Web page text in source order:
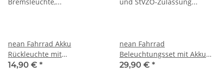
nean Fahrrad Akku
Rückleuchte mit
Bremsleuchte, Auto-Ein-Aus
14,90 € *
nean Fahrrad
Beleuchtungsset mit Akku
und StVZO-Zulassung 30
29,90 € *